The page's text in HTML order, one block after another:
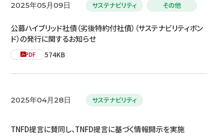
2025年05月09日 サステナビリティ その他
公募ハイブリッド社債（劣後特約付社債）（サステナビリティボン
ド）の発行に関するお知らせ
PDF 574KB
2025年04月28日 サステナビリティ
TNFD提言に賛同し、TNFD提言に基づく情報開示を実施